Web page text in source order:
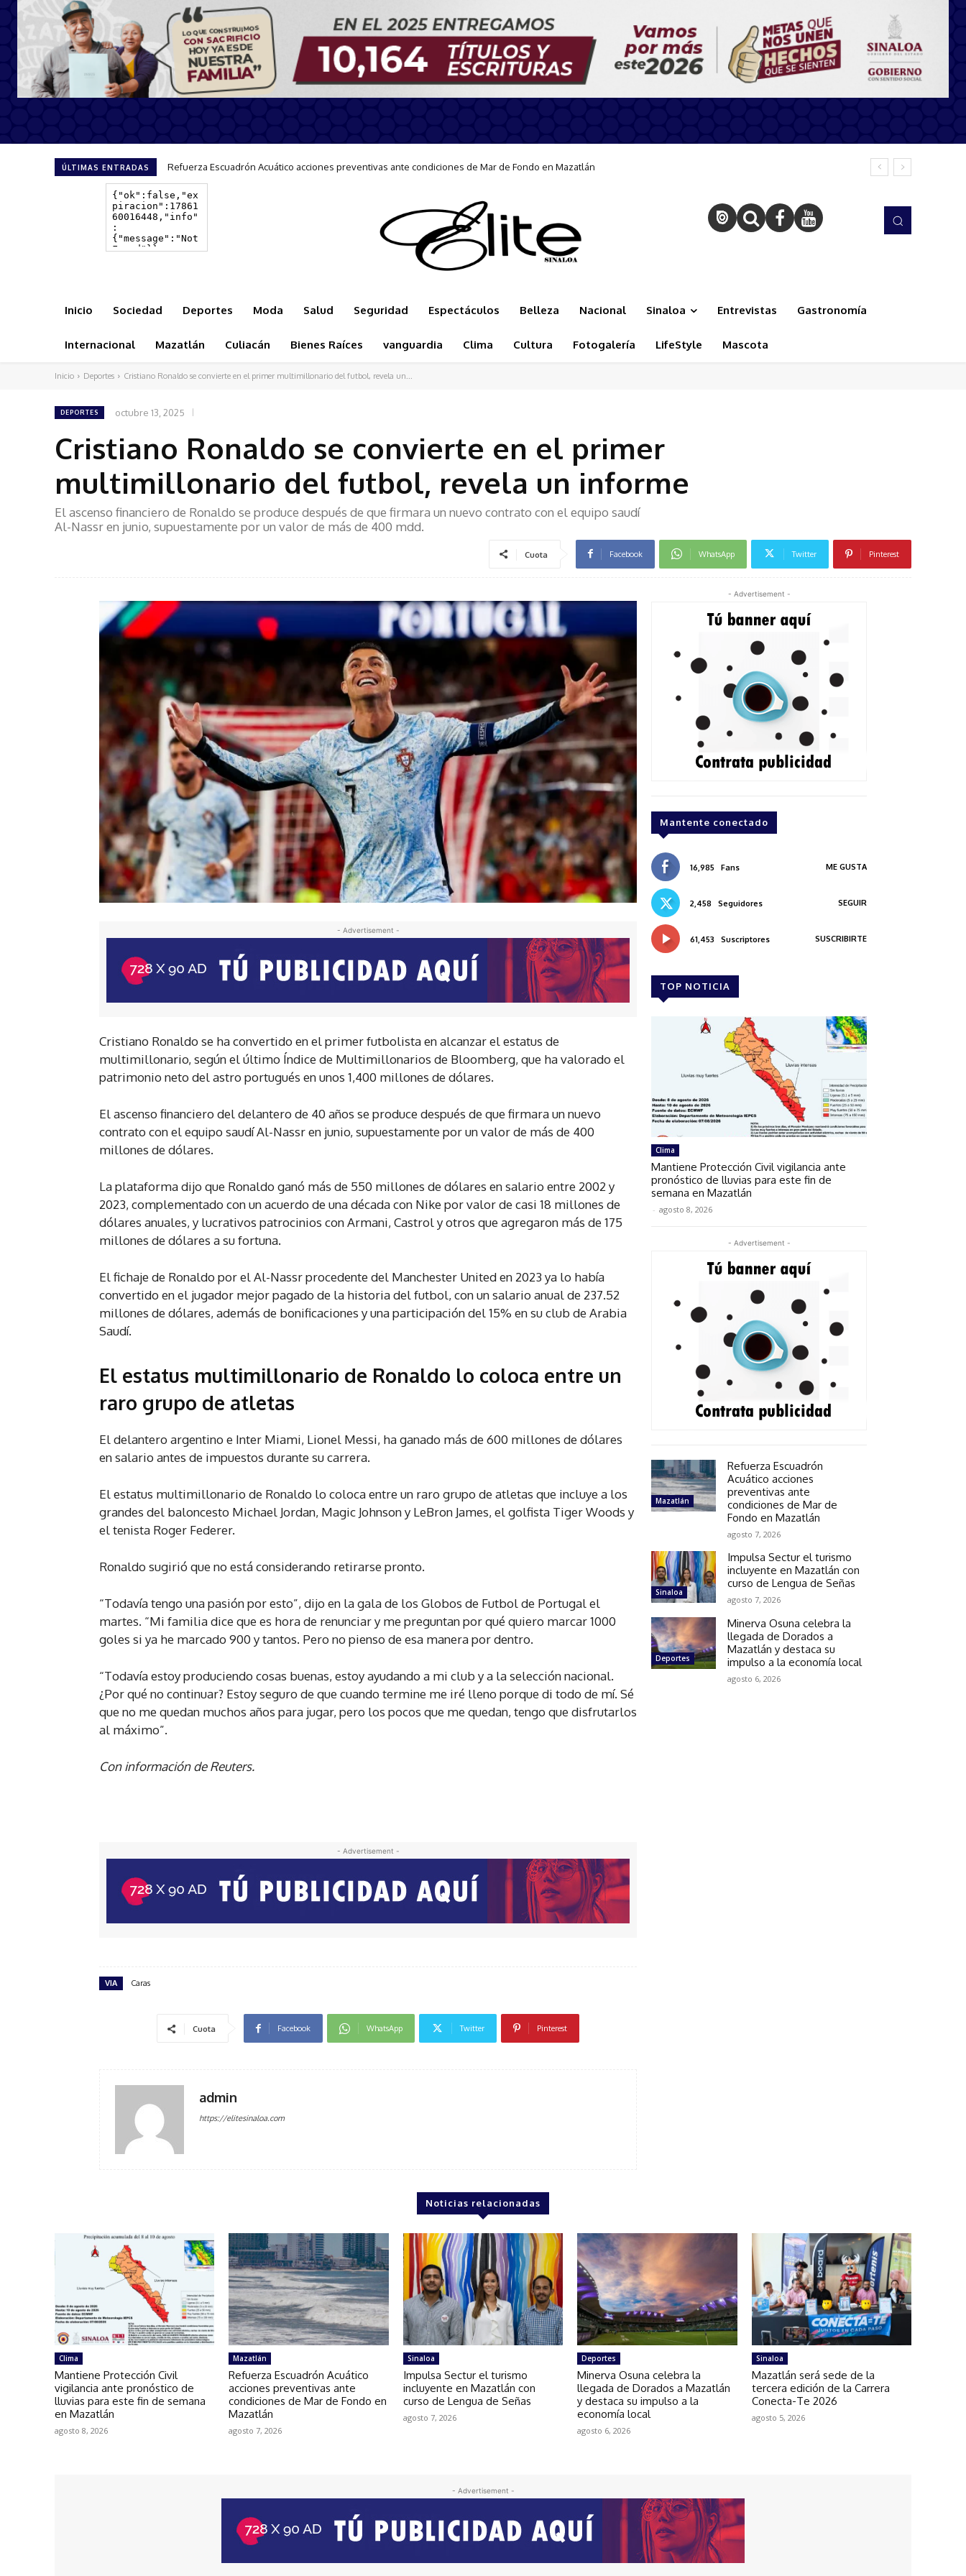
ÚLTIMAS ENTRADAS Refuerza Escuadrón Acuático acciones preventivas ante condiciones de Mar de Fondo en Mazatlán
Inicio Sociedad Deportes Moda Salud Seguridad Espectáculos Belleza Nacional Sinaloa Entrevistas Gastronomía
Internacional Mazatlán Culiacán Bienes Raíces vanguardia Clima Cultura Fotogalería LifeStyle Mascota
Inicio Deportes Cristiano Ronaldo se convierte en el primer multimillonario del futbol, revela un...
DEPORTES octubre 13, 2025
Cristiano Ronaldo se convierte en el primer
multimillonario del futbol, revela un informe
El ascenso financiero de Ronaldo se produce después de que firmara un nuevo contrato con el equipo saudí
Al-Nassr en junio, supuestamente por un valor de más de 400 mdd.
Cuota Facebook WhatsApp Twitter Pinterest
- Advertisement -
Cristiano Ronaldo se ha convertido en el primer futbolista en alcanzar el estatus de
multimillonario, según el último Índice de Multimillonarios de Bloomberg, que ha valorado el
patrimonio neto del astro portugués en unos 1,400 millones de dólares.
El ascenso financiero del delantero de 40 años se produce después de que firmara un nuevo
contrato con el equipo saudí Al-Nassr en junio, supuestamente por un valor de más de 400
millones de dólares.
La plataforma dijo que Ronaldo ganó más de 550 millones de dólares en salario entre 2002 y
2023, complementado con un acuerdo de una década con Nike por valor de casi 18 millones de
dólares anuales, y lucrativos patrocinios con Armani, Castrol y otros que agregaron más de 175
millones de dólares a su fortuna.
El fichaje de Ronaldo por el Al-Nassr procedente del Manchester United en 2023 ya lo había
convertido en el jugador mejor pagado de la historia del futbol, con un salario anual de 237.52
millones de dólares, además de bonificaciones y una participación del 15% en su club de Arabia
Saudí.
El estatus multimillonario de Ronaldo lo coloca entre un
raro grupo de atletas
El delantero argentino e Inter Miami, Lionel Messi, ha ganado más de 600 millones de dólares
en salario antes de impuestos durante su carrera.
El estatus multimillonario de Ronaldo lo coloca entre un raro grupo de atletas que incluye a los
grandes del baloncesto Michael Jordan, Magic Johnson y LeBron James, el golfista Tiger Woods y
el tenista Roger Federer.
Ronaldo sugirió que no está considerando retirarse pronto.
“Todavía tengo una pasión por esto”, dijo en la gala de los Globos de Futbol de Portugal el
martes. “Mi familia dice que es hora de renunciar y me preguntan por qué quiero marcar 1000
goles si ya he marcado 900 y tantos. Pero no pienso de esa manera por dentro.
“Todavía estoy produciendo cosas buenas, estoy ayudando a mi club y a la selección nacional.
¿Por qué no continuar? Estoy seguro de que cuando termine me iré lleno porque di todo de mí. Sé
que no me quedan muchos años para jugar, pero los pocos que me quedan, tengo que disfrutarlos
al máximo”.
Con información de Reuters.
- Advertisement -
VIA Caras
Cuota Facebook WhatsApp Twitter Pinterest
admin
https://elitesinaloa.com
- Advertisement -
Mantente conectado
16,985 Fans ME GUSTA
2,458 Seguidores SEGUIR
61,453 Suscriptores SUSCRIBIRTE
TOP NOTICIA
Clima
Mantiene Protección Civil vigilancia ante
pronóstico de lluvias para este fin de
semana en Mazatlán
- agosto 8, 2026
- Advertisement -
Mazatlán
Refuerza Escuadrón
Acuático acciones
preventivas ante
condiciones de Mar de
Fondo en Mazatlán
agosto 7, 2026
Sinaloa
Impulsa Sectur el turismo
incluyente en Mazatlán con
curso de Lengua de Señas
agosto 7, 2026
Deportes
Minerva Osuna celebra la
llegada de Dorados a
Mazatlán y destaca su
impulso a la economía local
agosto 6, 2026
Noticias relacionadas
Clima
Mantiene Protección Civil
vigilancia ante pronóstico de
lluvias para este fin de semana
en Mazatlán
agosto 8, 2026
Mazatlán
Refuerza Escuadrón Acuático
acciones preventivas ante
condiciones de Mar de Fondo en
Mazatlán
agosto 7, 2026
Sinaloa
Impulsa Sectur el turismo
incluyente en Mazatlán con
curso de Lengua de Señas
agosto 7, 2026
Deportes
Minerva Osuna celebra la
llegada de Dorados a Mazatlán
y destaca su impulso a la
economía local
agosto 6, 2026
Sinaloa
Mazatlán será sede de la
tercera edición de la Carrera
Conecta-Te 2026
agosto 5, 2026
- Advertisement -